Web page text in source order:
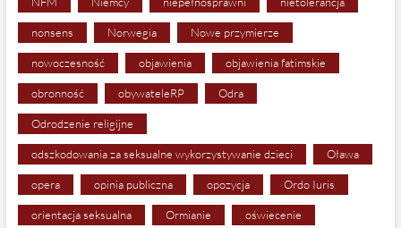
nonsens Norwegia Nowe przymierze
nowoczesność objawienia objawienia fatimskie
obronność obywateleRP Odra
Odrodzenie religijne
odszkodowania za seksualne wykorzystywanie dzieci Oława
opera opinia publiczna opozycja Ordo Iuris
orientacja seksualna Ormianie oświecenie